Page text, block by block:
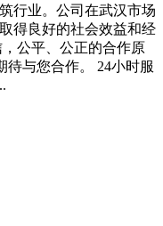
行业。公司在武汉市场
得良好的社会效益和经
公平、公正的合作原
待与您合作。 24小时服